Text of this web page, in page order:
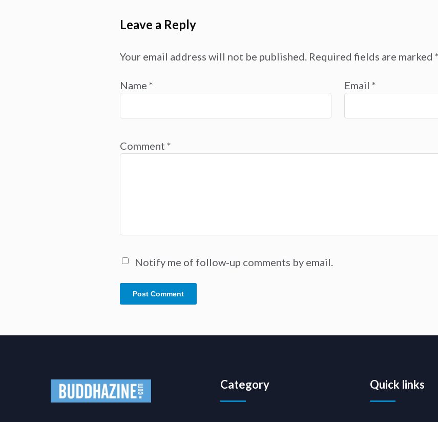
Leave a Reply
Your email address will not be published. Required fields are marked *
Name * Email *
Comment *
Notify me of follow-up comments by email.
Category Quick links